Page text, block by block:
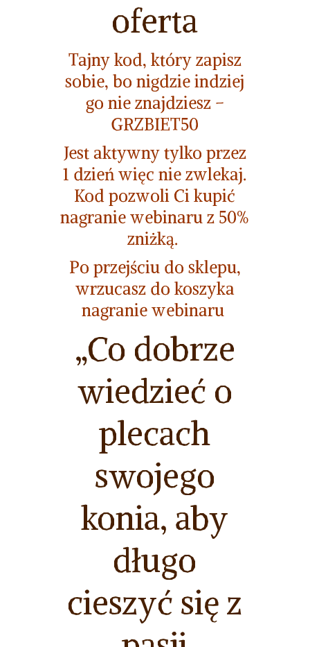
oferta
Tajny kod, który zapisz
sobie, bo nigdzie indziej
go nie znajdziesz –
GRZBIET50
Jest aktywny tylko przez
1 dzień więc nie zwlekaj.
Kod pozwoli Ci kupić
nagranie webinaru z 50%
zniżką.
Po przejściu do sklepu,
wrzucasz do koszyka
nagranie webinaru
„Co dobrze
wiedzieć o
plecach
swojego
konia, aby
długo
cieszyć się z